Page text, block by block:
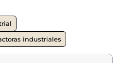
industriales